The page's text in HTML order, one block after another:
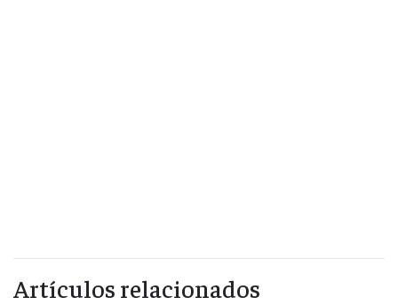
Artículos relacionados